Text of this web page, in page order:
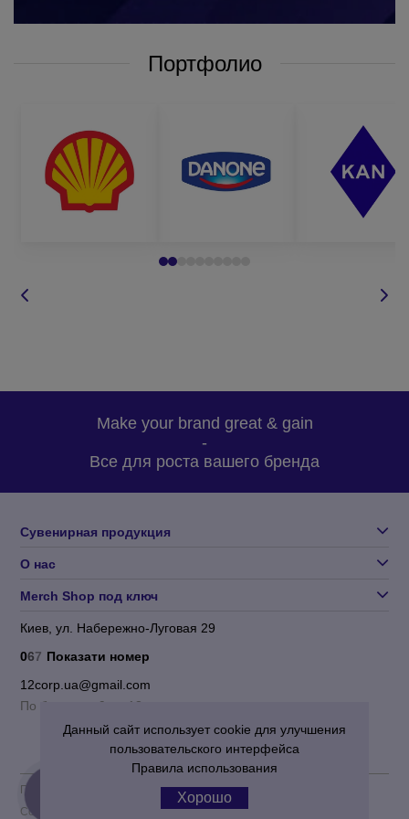
Украине.
Чтобы заказать косметические зеркальца с логотипом оптом у
по телефону, который указан на сайте;
написать в
вайбер или по
электронной
почте;
моделью товара, который вас интересует;
количеством партии;
желательным сроком изготовления;
бюджетом заказа.
На основе этой информации менеджер подберет для вас
сейчас и сами убедитесь в нашем профессионализме.
Портфолио
Make your brand great & gain
-
Все для роста вашего бренда
Сувенирная продукция
О нас
Merch Shop под ключ
Киев, ул. Набережно-Луговая 29
067 Показати номер
12corp.ua@gmail.com
По будням с 9 до 18
Пользовательское соглашение|Политика конфиденциальности
Corporation 12
© 2012-2026 Все права защищены.
Данный сайт использует cookie для улучшения
пользовательского интерфейса
Правила использования
Хорошо